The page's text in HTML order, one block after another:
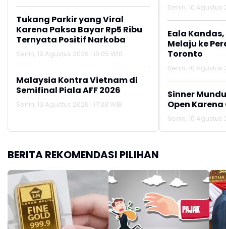
Tukang Parkir yang Viral
Karena Paksa Bayar Rp5 Ribu
Ternyata Positif Narkoba
Senin, 10 Agustus 2026 | 19:05 WIB
Malaysia Kontra Vietnam di
Semifinal Piala AFF 2026
Senin, 10 Agustus 2026 | 17:28 WIB
Senin, 10 Agustus
Eala
Melaju ke
Toronto
Senin, 10 Agustus
Sinner
Open
Senin, 10 Agustus
BERITA REKOMENDASI PILIHAN